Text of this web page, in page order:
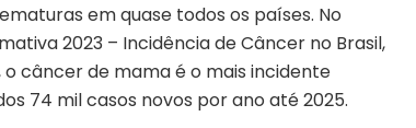
em quase todos os países. No
2023 – Incidência de Câncer no Brasil,
câncer de mama é o mais incidente
74 mil casos novos por ano até 2025.